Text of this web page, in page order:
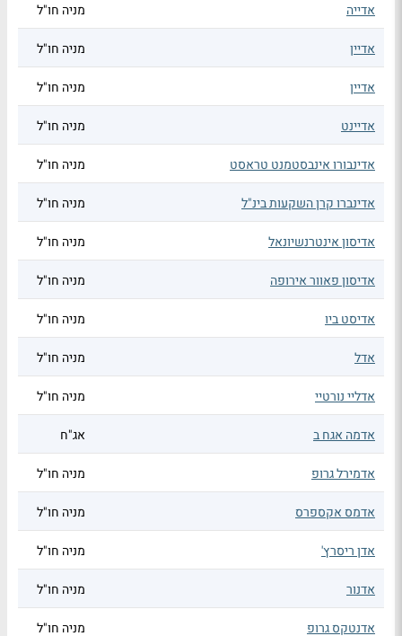
אדייה מניה חו"ל
אדיין מניה חו"ל
אדיין מניה חו"ל
אדיינט מניה חו"ל
אדינבורו אינבסטמנט טראסט מניה חו"ל
אדינברו קרן השקעות בינ"ל מניה חו"ל
אדיסון אינטרנשיונאל מניה חו"ל
אדיסון פאוור אירופה מניה חו"ל
אדיסט ביו מניה חו"ל
אדל מניה חו"ל
אדליי נורטיי מניה חו"ל
אדמה אגח ב אג"ח
אדמירל גרופ מניה חו"ל
אדמס אקספרס מניה חו"ל
אדן ריסרץ' מניה חו"ל
אדנור מניה חו"ל
אדנטקס גרופ מניה חו"ל